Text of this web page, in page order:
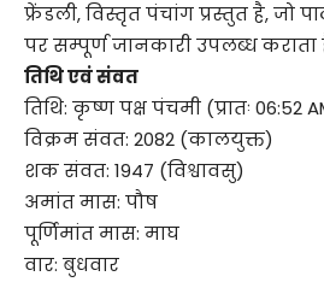
फ्रेंडली, विस्तृत पंचांग प्रस्तुत है, जो
पर सम्पूर्ण जानकारी उपलब्ध कराता
तिथि एवं संवत
तिथि: कृष्ण पक्ष पंचमी (प्रातः 06:52
विक्रम संवत: 2082 (कालयुक्त)
शक संवत: 1947 (विश्वावसु)
अमांत मास: पौष
पूर्णिमांत मास: माघ
वार: बुधवार